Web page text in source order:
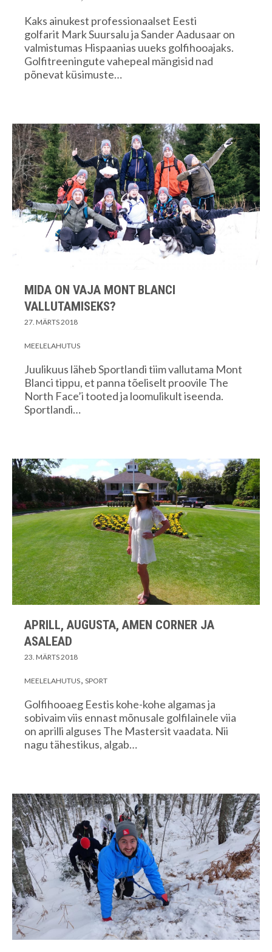
Kaks ainukest professionaalset Eesti
golfarit Mark Suursalu ja Sander Aadusaar on
valmistumas Hispaanias uueks golfihooajaks.
Golfitreeningute vahepeal mängisid nad
põnevat küsimuste…
MIDA ON VAJA MONT BLANCI
VALLUTAMISEKS?
27. MÄRTS 2018
MEELELAHUTUS
Juulikuus läheb Sportlandi tiim vallutama Mont
Blanci tippu, et panna tõeliselt proovile The
North Face’i tooted ja loomulikult iseenda.
Sportlandi…
APRILL, AUGUSTA, AMEN CORNER JA
ASALEAD
23. MÄRTS 2018
MEELELAHUTUS SPORT
Golfihooaeg Eestis kohe-kohe algamas ja
sobivaim viis ennast mõnusale golfilainele viia
on aprilli alguses The Mastersit vaadata. Nii
nagu tähestikus, algab…